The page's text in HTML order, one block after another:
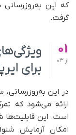
که این به‌روزرسانی
گرفت.
01
از
برای
ارائه می‌شود که
است. این
امکان آزمایش